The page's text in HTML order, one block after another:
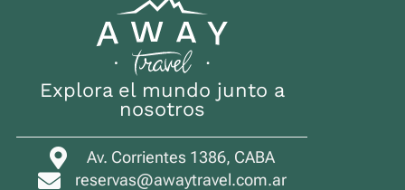
Explora el mundo junto a
nosotros
Av. Corrientes 1386, CABA
reservas@awaytravel.com.ar